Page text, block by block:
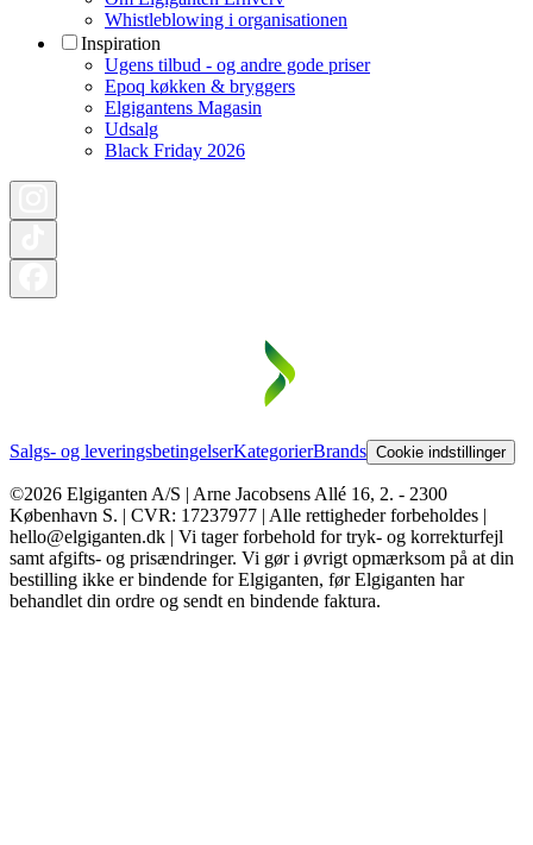
Whistleblowing i organisationen
Inspiration
Ugens tilbud - og andre gode priser
Epoq køkken & bryggers
Elgigantens Magasin
Udsalg
Black Friday 2026
Salgs- og leveringsbetingelserKategorierBrands Cookie indstillinger
©2026 Elgiganten A/S | Arne Jacobsens Allé 16, 2. - 2300
København S. | CVR: 17237977 | Alle rettigheder forbeholdes |
hello@elgiganten.dk | Vi tager forbehold for tryk- og korrekturfejl
samt afgifts- og prisændringer. Vi gør i øvrigt opmærksom på at din
bestilling ikke er bindende for Elgiganten, før Elgiganten har
behandlet din ordre og sendt en bindende faktura.